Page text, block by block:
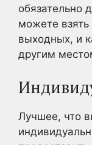
обязательно
можете взять
выходных, и
другим
Лучшее, что